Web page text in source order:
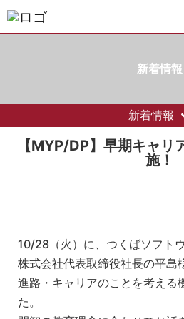
新着情報
新着情報
【MYP/DP】早期キャリ
施！
10/28（火）に、つくばソフト
株式会社代表取締役社長の平島
進路・キャリアのことを考える
た。